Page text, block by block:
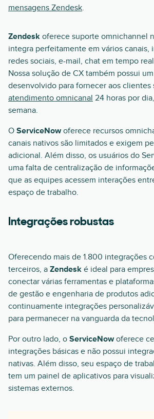
mensagens Zendesk.
Zendesk oferece suporte omnichannel
integra perfeitamente em vários canais,
redes sociais, e-mail, chat em tempo
Nossa solução de CX também possui um
desenvolvido para fornecer aos clientes
atendimento omnicanal 24 horas por
semana.
O ServiceNowoferece recursos
canais nativos são limitados e exigem
adicional. Além disso, os usuários do
uma falta de centralização de
que as equipes acessem interações
espaço de trabalho.
Integrações robustas
Oferecendo mais de 1.800 integrações
terceiros, a Zendesk é ideal para
conectar várias ferramentas e
de gestão e engenharia de produtos
continuamente integrações
para permanecer na vanguarda da
Por outro lado, o ServiceNowoferece
integrações básicas e não possui
nativas. Além disso, seu espaço de
tem um painel de aplicativos para
sistemas externos.